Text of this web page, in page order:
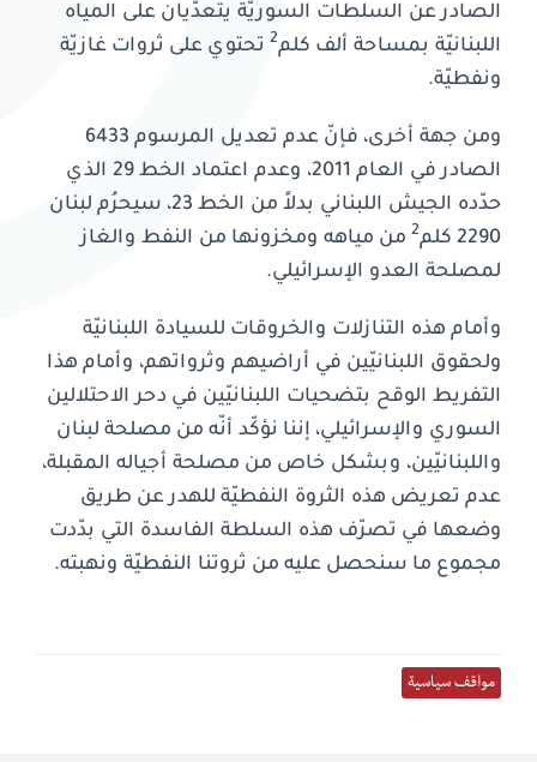
الصادر عن السلطات السوريّة يتعدّيان على المياه
اللبنانيّة بمساحة ألف كلم2 تحتوي على ثروات غازيّة
ونفطيّة.
ومن جهة أخرى، فإنّ عدم تعديل المرسوم 6433
الصادر في العام 2011، وعدم اعتماد الخط 29 الذي
حدّده الجيش اللبناني بدلاً من الخط 23، سيحرُم لبنان
2290 كلم
2 من مياهه ومخزونها من النفط والغاز
لمصلحة العدو الإسرائيلي.
وأمام هذه التنازلات والخروقات للسيادة اللبنانيّة
ولحقوق اللبنانيّين في أراضيهم وثرواتهم، وأمام هذا
التفريط الوقح بتضحيات اللبنانيّين في دحر الاحتلالين
السوري والإسرائيلي، إننا نؤكّد أنّه من مصلحة لبنان
واللبنانيّين، وبشكل خاص من مصلحة أجياله المقبلة،
عدم تعريض هذه الثروة النفطيّة للهدر عن طريق
وضعها في تصرّف هذه السلطة الفاسدة التي بدّدت
مجموع ما سنحصل عليه من ثروتنا النفطيّة ونهبته.
مواقف سياسية